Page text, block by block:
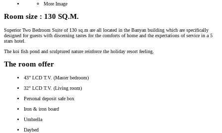
More Image
Room size : 130 SQ.M.
Superior Two Bedroom Suite of 130 sq.m are all located in the Banyan building which are specifically
designed for guests with discerning tastes for the comforts of home and the expectations of service in a 5
stars hotel.
The koi fish pond and sculptured nature reinforce the holiday resort feeling.
The room offer
43” LCD T.V. (Master bedroom)
32" LCD T.V. (Living room)
Personal deposit safe box
Iron & iron board
Umbrella
Daybed